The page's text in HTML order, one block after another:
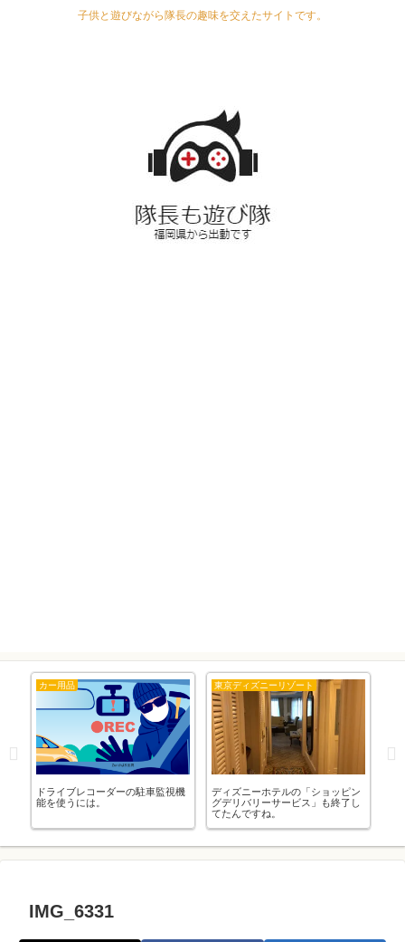
子供と遊びながら隊長の趣味を交えたサイトです。
カー用品
ドライブレコーダーの駐車監視機
能を使うには。
東京ディズニーリゾート
ディズニーホテルの「ショッピン
グデリバリーサービス」も終了し
てたんですね。
IMG_6331